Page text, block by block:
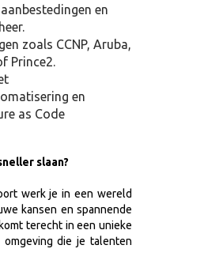
en
zoals CCNP, Aruba,
Prince2.
en
as Code
slaan?
werk je in een wereld
kansen en spannende
terecht in een unieke
omgeving die je talenten